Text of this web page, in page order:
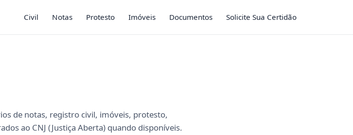
Civil Notas Protesto Imóveis Documentos Solicite Sua Certidão
de notas, registro civil, imóveis, protesto,
ao CNJ (Justiça Aberta) quando disponíveis.